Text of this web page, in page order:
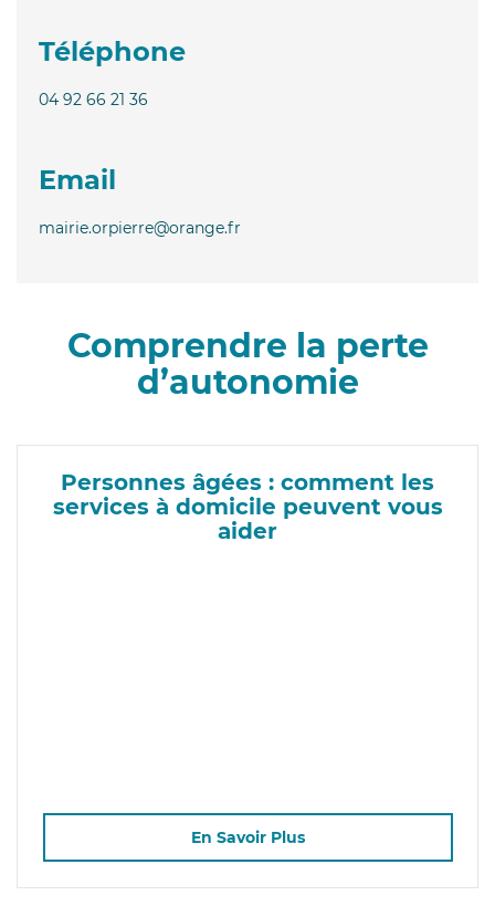
Téléphone
04 92 66 21 36
Email
mairie.orpierre@orange.fr
Comprendre la perte
d’autonomie
Personnes âgées : comment les
services à domicile peuvent vous
aider
En Savoir Plus